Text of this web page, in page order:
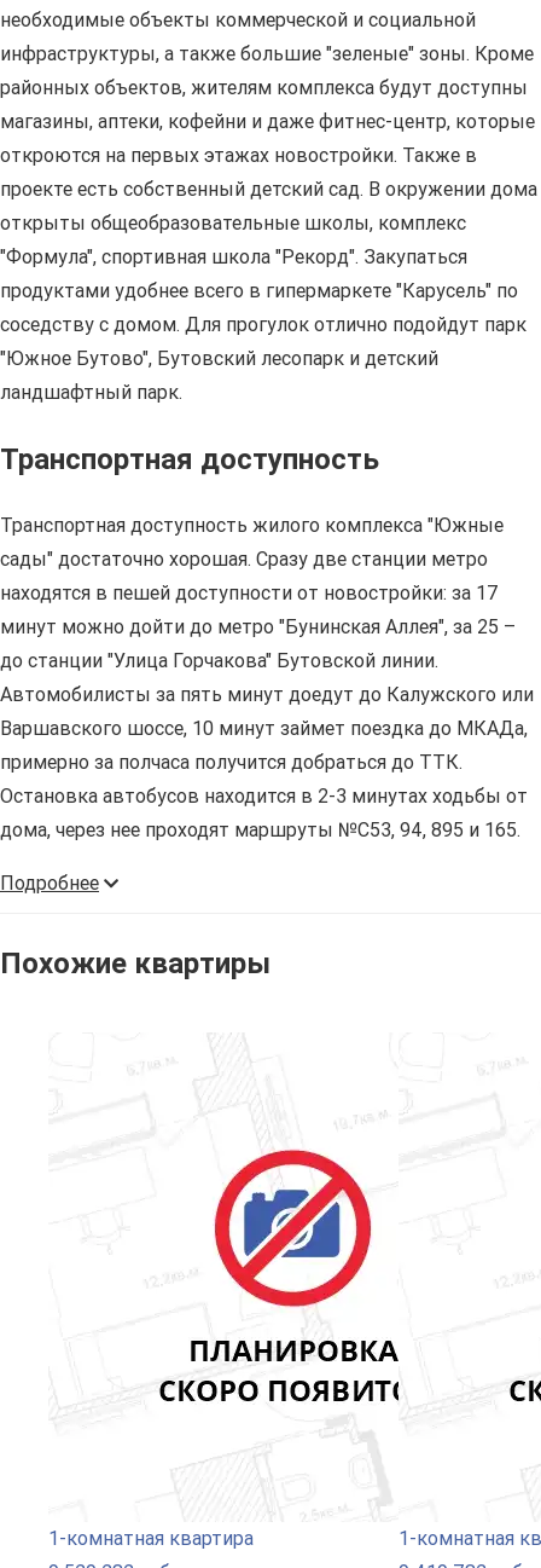
необходимые объекты коммерческой и социальной
инфраструктуры, а также большие "зеленые" зоны. Кроме
районных объектов, жителям комплекса будут доступны
магазины, аптеки, кофейни и даже фитнес-центр, которые
откроются на первых этажах новостройки. Также в
проекте есть собственный детский сад. В окружении дома
открыты общеобразовательные школы, комплекс
"Формула", спортивная школа "Рекорд". Закупаться
продуктами удобнее всего в гипермаркете "Карусель" по
соседству с домом. Для прогулок отлично подойдут парк
"Южное Бутово", Бутовский лесопарк и детский
ландшафтный парк.
Транспортная доступность
Транспортная доступность жилого комплекса "Южные
сады" достаточно хорошая. Сразу две станции метро
находятся в пешей доступности от новостройки: за 17
минут можно дойти до метро "Бунинская Аллея", за 25 –
до станции "Улица Горчакова" Бутовской линии.
Автомобилисты за пять минут доедут до Калужского или
Варшавского шоссе, 10 минут займет поездка до МКАДа,
примерно за полчаса получится добраться до ТТК.
Остановка автобусов находится в 2-3 минутах ходьбы от
дома, через нее проходят маршруты №С53, 94, 895 и 165.
Подробнее
Похожие квартиры
1-комнатная квартира
1-комнатная